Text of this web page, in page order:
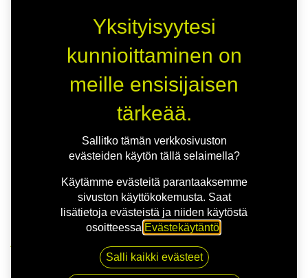
175/65R14 82T BFGOODRICH ADVANTAGE ALL-
Yksityisyytesi
kunnioittaminen on
meille ensisijaisen
tärkeää.
Sallitko tämän verkkosivuston
evästeiden käytön tällä selaimella?
Käytämme evästeitä parantaaksemme
sivuston käyttökokemusta. Saat
lisätietoja evästeistä ja niiden käytöstä
osoitteessa Evästekäytäntö
Salli kaikki evästeet